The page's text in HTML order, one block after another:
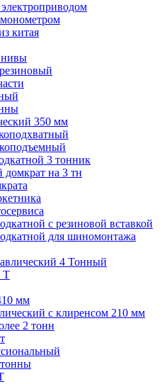
китая
нивы
350 мм
3 тонник
домкрат на 3 тн
с резиновой вставкой
для шиномонтажа
4 Тонный
Т
мм
с клиренсом 210 мм
2 тонн